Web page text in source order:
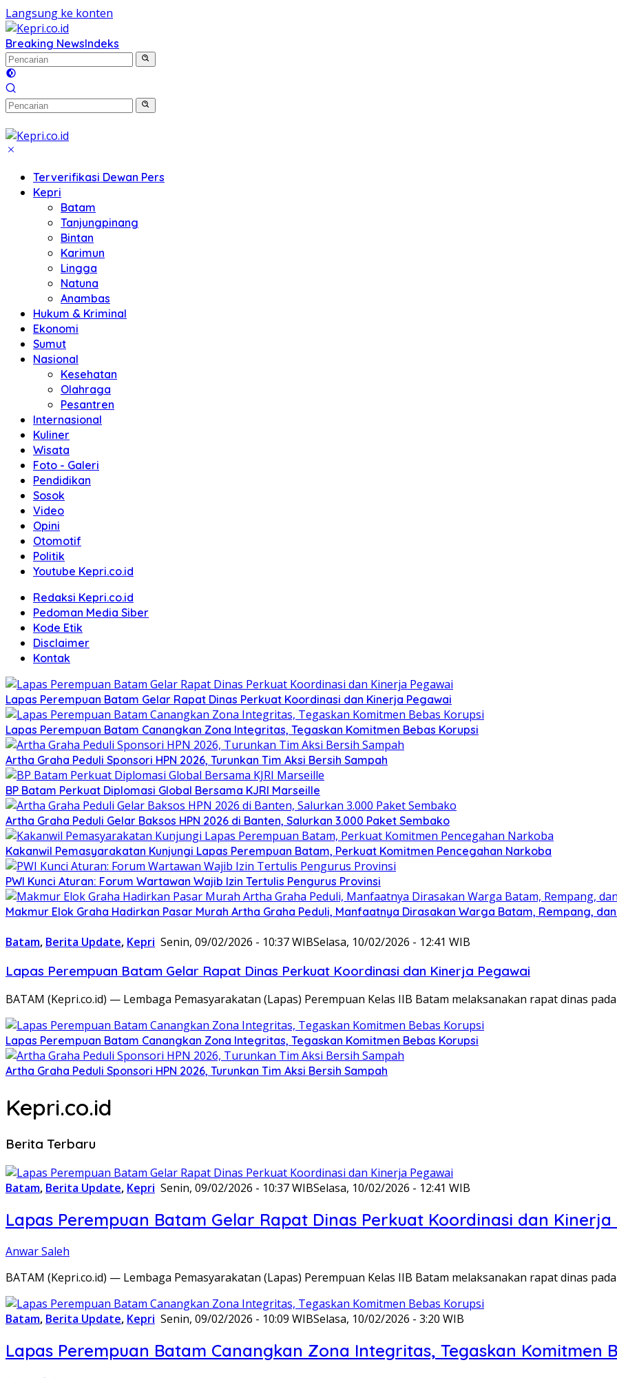
Langsung ke konten
Breaking NewsIndeks
Terverifikasi Dewan Pers
Kepri
Batam
Tanjungpinang
Bintan
Karimun
Lingga
Natuna
Anambas
Hukum & Kriminal
Ekonomi
Sumut
Nasional
Kesehatan
Olahraga
Pesantren
Internasional
Kuliner
Wisata
Foto - Galeri
Pendidikan
Sosok
Video
Opini
Otomotif
Politik
Youtube Kepri.co.id
Redaksi Kepri.co.id
Pedoman Media Siber
Kode Etik
Disclaimer
Kontak
Lapas Perempuan Batam Gelar Rapat Dinas Perkuat Koordinasi dan Kinerja Pegawai
Lapas Perempuan Batam Canangkan Zona Integritas, Tegaskan Komitmen Bebas Korupsi
Artha Graha Peduli Sponsori HPN 2026, Turunkan Tim Aksi Bersih Sampah
BP Batam Perkuat Diplomasi Global Bersama KJRI Marseille
Artha Graha Peduli Gelar Baksos HPN 2026 di Banten, Salurkan 3.000 Paket Sembako
Kakanwil Pemasyarakatan Kunjungi Lapas Perempuan Batam, Perkuat Komitmen Pencegahan Narkoba
PWI Kunci Aturan: Forum Wartawan Wajib Izin Tertulis Pengurus Provinsi
Makmur Elok Graha Hadirkan Pasar Murah Artha Graha Peduli, Manfaatnya Dirasakan Warga Batam, Rempang,
Batam, Berita Update, Kepri Senin, 09/02/2026 - 10:37 WIBSelasa, 10/02/2026 - 12:41 WIB
Lapas Perempuan Batam Gelar Rapat Dinas Perkuat Koordinasi dan Kinerja Pegawai
BATAM (Kepri.co.id) — Lembaga Pemasyarakatan (Lapas) Perempuan Kelas IIB Batam melaksanakan rapat dinas
Lapas Perempuan Batam Canangkan Zona Integritas, Tegaskan Komitmen Bebas Korupsi
Artha Graha Peduli Sponsori HPN 2026, Turunkan Tim Aksi Bersih Sampah
Kepri.co.id
Berita Terbaru
Batam, Berita Update, Kepri Senin, 09/02/2026 - 10:37 WIBSelasa, 10/02/2026 - 12:41 WIB
Lapas Perempuan Batam Gelar Rapat Dinas Perkuat Koordinasi dan Kinerja
Anwar Saleh
BATAM (Kepri.co.id) — Lembaga Pemasyarakatan (Lapas) Perempuan Kelas IIB Batam melaksanakan rapat dinas
Batam, Berita Update, Kepri Senin, 09/02/2026 - 10:09 WIBSelasa, 10/02/2026 - 3:20 WIB
Lapas Perempuan Batam Canangkan Zona Integritas, Tegaskan Komitmen